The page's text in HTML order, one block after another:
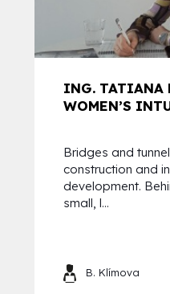
ING. TATIANA
WOMEN’S
Bridges and
construction and
development.
small, l...
B. Klímova